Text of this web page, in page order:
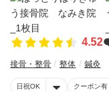
4.52
接骨・整骨 整体 鍼灸
日祝OK クーポン有